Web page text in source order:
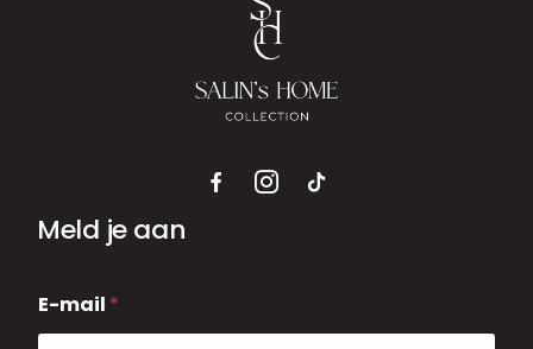
Meld je aan
-
m
E-mail *